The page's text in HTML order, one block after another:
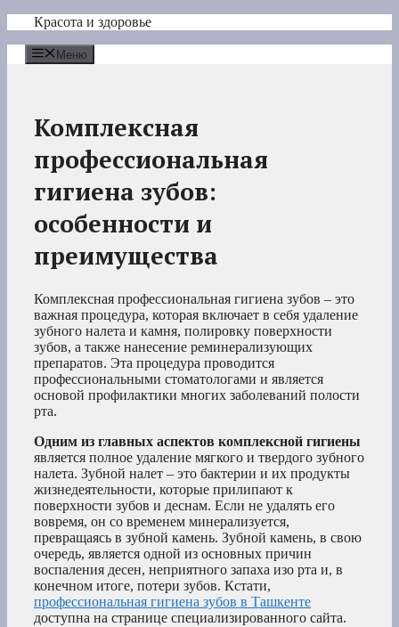
Перейти
содержимому
Красота и здоровье
Меню
Комплексная
профессиональная
гигиена зубов:
особенности и
преимущества
Комплексная профессиональная гигиена зубов – это
важная процедура, которая включает в себя удаление
зубного налета и камня, полировку поверхности
зубов, а также нанесение реминерализующих
препаратов. Эта процедура проводится
профессиональными стоматологами и является
основой профилактики многих заболеваний полости
рта.
Одним из главных аспектов комплексной гигиены
является полное удаление мягкого и твердого зубного
налета. Зубной налет – это бактерии и их продукты
жизнедеятельности, которые прилипают к
поверхности зубов и деснам. Если не удалять его
вовремя, он со временем минерализуется,
превращаясь в зубной камень. Зубной камень, в свою
очередь, является одной из основных причин
воспаления десен, неприятного запаха изо рта и, в
конечном итоге, потери зубов. Кстати,
профессиональная гигиена зубов в Ташкенте
доступна на странице специализированного сайта.